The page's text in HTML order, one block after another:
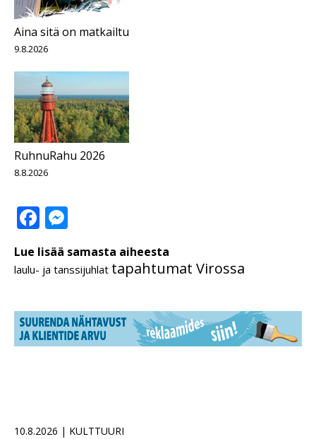
Aina sitä on matkailtu
9.8.2026
RuhnuRahu 2026
8.8.2026
Facebook
Lue lisää samasta aiheesta
laulu- ja tanssijuhlat tapahtumat Virossa
10.8.2026 | KULTTUURI